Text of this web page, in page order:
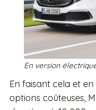
En version
En faisant cela et
options coûteuses,